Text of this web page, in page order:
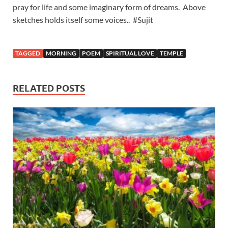
pray for life and some imaginary form of dreams. Above
sketches holds itself some voices.. #Sujit
TAGGED MORNING POEM SPIRITUAL LOVE TEMPLE
RELATED POSTS